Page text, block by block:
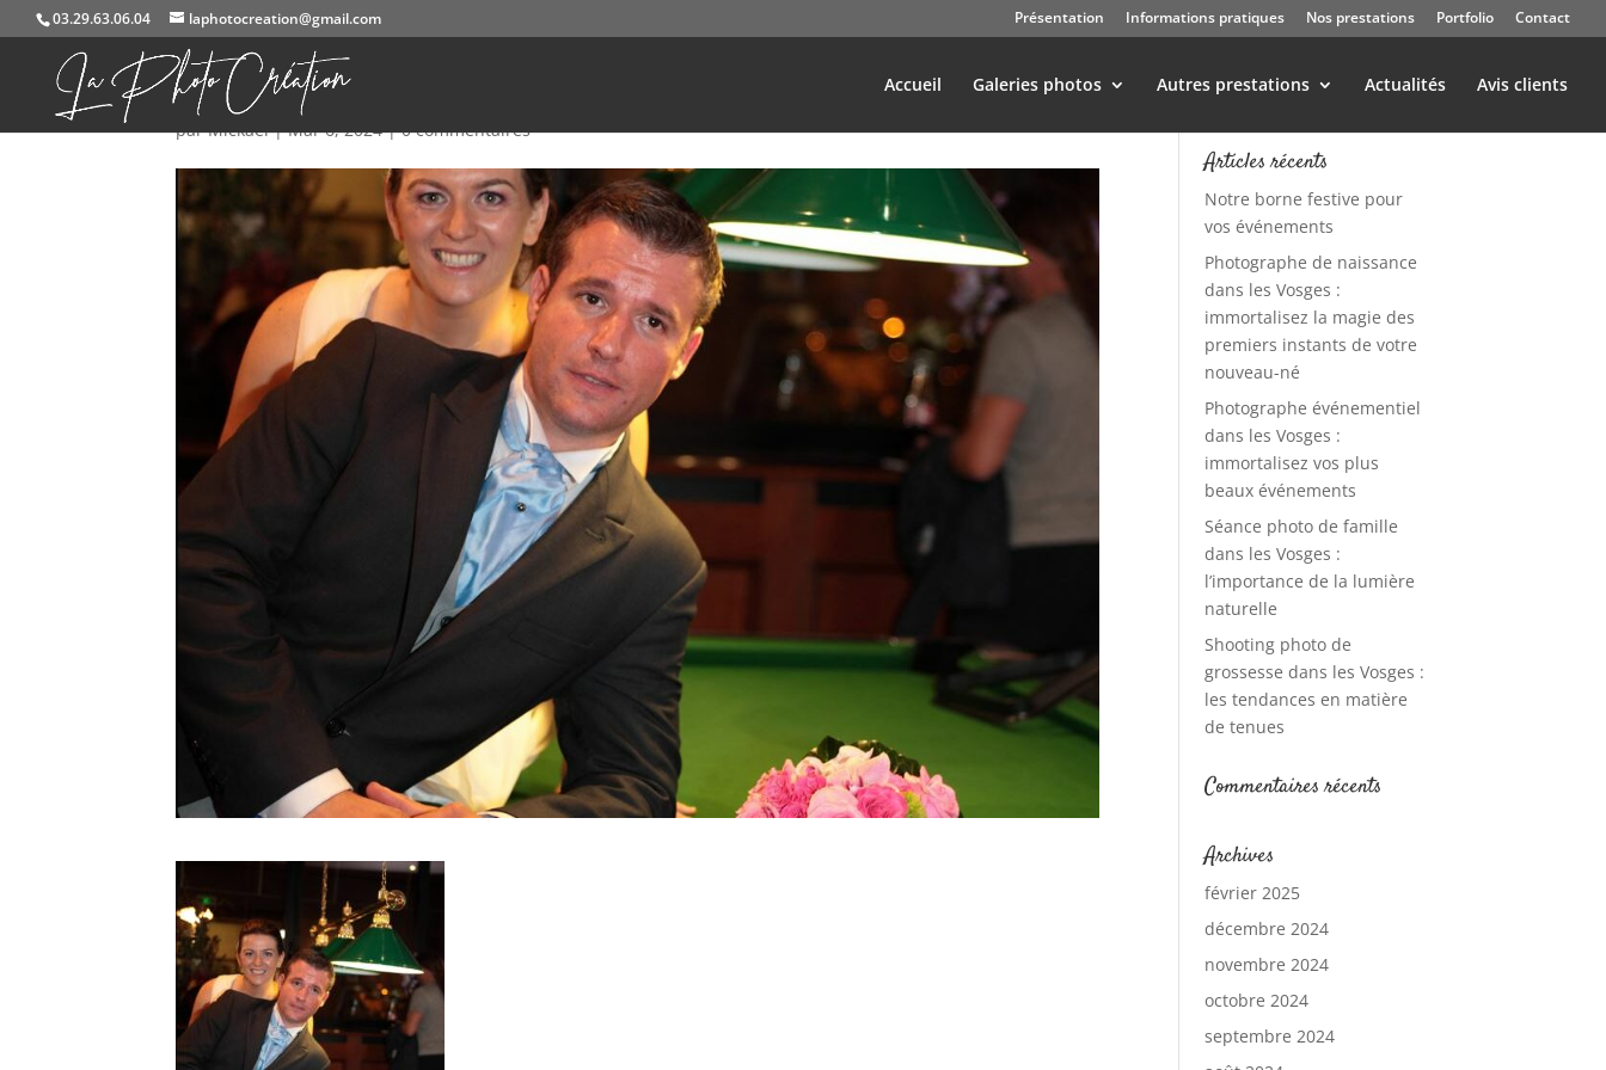
03.29.63.06.04 laphotocreation@gmail.com Présentation Informations pratiques Nos prestations Portfolio Contact
Accueil Galeries photos Autres prestations Actualités Avis clients
IMG_7431a
parMickael|Mar 6, 2024|0 commentaires
Articles récents
Notre borne festive pour
vos événements
Photographe de naissance
dans les Vosges :
immortalisez la magie des
premiers instants de votre
nouveau-né
Photographe événementiel
dans les Vosges :
immortalisez vos plus
beaux événements
Séance photo de famille
dans les Vosges :
l’importance de la lumière
naturelle
Shooting photo de
grossesse dans les Vosges :
les tendances en matière
de tenues
Commentaires récents
Archives
février 2025
décembre 2024
novembre 2024
octobre 2024
septembre 2024